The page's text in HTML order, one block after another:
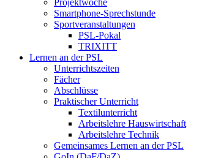
Projektwoche
Smartphone-Sprechstunde
Sportveranstaltungen
PSL-Pokal
TRIXITT
Lernen an der PSL
Unterrichtszeiten
Fächer
Abschlüsse
Praktischer Unterricht
Textilunterricht
Arbeitslehre Hauswirtschaft
Arbeitslehre Technik
Gemeinsames Lernen an der PSL​